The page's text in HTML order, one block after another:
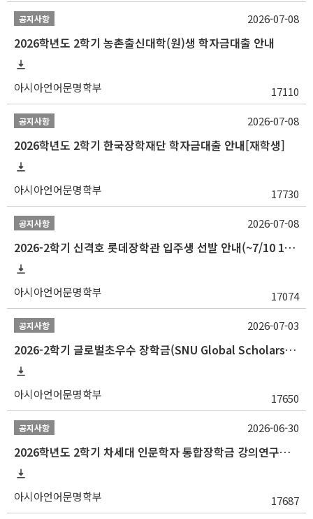
공지사항
2026학년도 2학기 농촌출신대학(원)생 학자금대출 안내
아시아언어문명학부 17110
2026-07-08
공지사항
2026학년도 2학기 한국장학재단 학자금대출 안내[재학생]
아시아언어문명학부 17730
2026-07-08
공지사항
2026-2학기 신격호 롯데장학관 입주생 선발 안내(~7/10 10:00)
아시아언어문명학부 17074
2026-07-08
공지사항
2026-2학기 글로벌초우수 장학금(SNU Global Scholarship, GS) 신청 안내(~7/12 23:00)
아시아언어문명학부 17650
2026-07-03
공지사항
2026학년도 2학기 차세대 인문학자 통합장학금 강의연구조교 선발 안내(~7/8)
아시아언어문명학부 17687
2026-06-30